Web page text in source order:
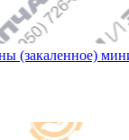
(закаленное)